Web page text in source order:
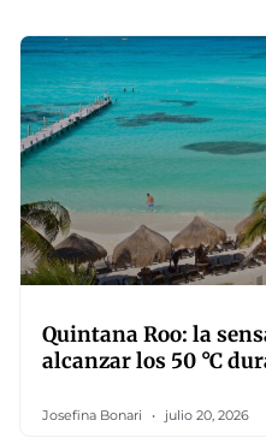
Quintana Roo: la
alcanzar los 50 °C
Josefina Bonari julio 20, 2026